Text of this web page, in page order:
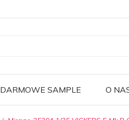
DARMOWE SAMPLE O